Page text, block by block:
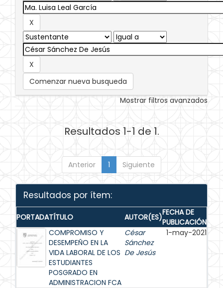
Comenzar nueva busqueda
Mostrar filtros avanzados
Resultados 1-1 de 1.
Anterior 1 Siguiente
Resultados por ítem:
PORTADATÍTULO AUTOR(ES)FECHA DE
PUBLICACIÓN
COMPROMISO Y
DESEMPEÑO EN LA
VIDA LABORAL DE LOS
ESTUDIANTES
POSGRADO EN
ADMINISTRACION FCA
César
Sánchez
De Jesús
1-may-2021